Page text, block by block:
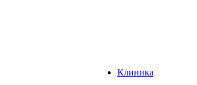
Клиника